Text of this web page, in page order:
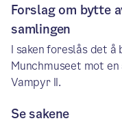
Forslag om bytte
samlingen
I saken foreslås det
Munchmuseet mot
Vampyr II.
Se sakene